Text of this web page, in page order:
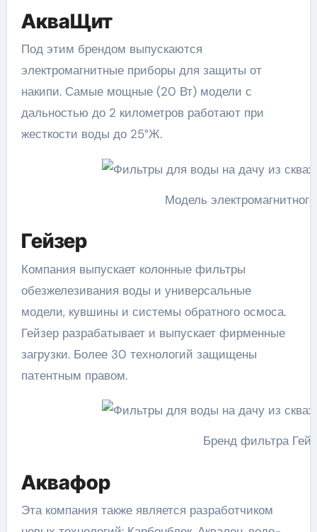
АкваЩит
Под этим брендом выпускаются
электромагнитные приборы для защиты от
накипи. Самые мощные (20 Вт) модели с
дальностью до 2 километров работают при
жесткости воды до 25°Ж.
Модель
Гейзер
Компания выпускает колонные фильтры
обезжелезивания воды и универсальные
модели, кувшины и системы обратного осмоса.
Гейзер разрабатывает и выпускает фирменные
загрузки. Более 30 технологий защищены
патентным правом.
Бренд фильтра
Аквафор
Эта компания также является разработчиком